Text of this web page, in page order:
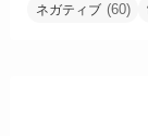
ネガティブ (60)